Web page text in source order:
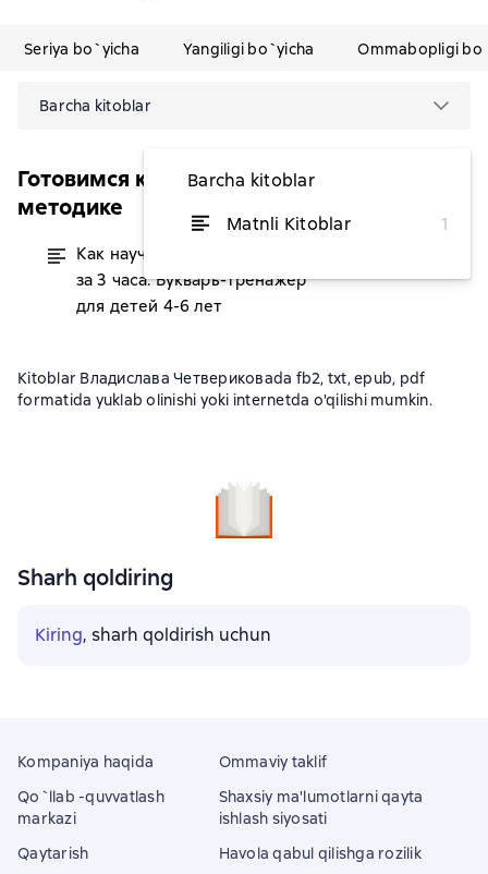
Seriya bo`yicha Yangiligi bo`yicha Ommabopligi
Barcha kitoblar
Barcha kitoblar
Matnli Kitoblar
1
Готовимся к школе по интенсивной
методике
Как научить ребёнка читать
за 3 часа. Букварь-тренажер
для детей 4-6 лет
Kitoblar Владислава Четвериковаda fb2, txt, epub, pdf
formatida yuklab olinishi yoki internetda o'qilishi mumkin.
Sharh qoldiring
Kiring, sharh qoldirish uchun
Kompaniya haqida
Qo`llab -quvvatlash
markazi
Qaytarish
Ommaviy taklif
Shaxsiy ma'lumotlarni qayta
ishlash siyosati
Havola qabul qilishga rozilik